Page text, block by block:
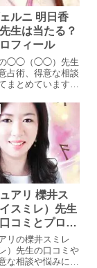
ルニ 明日香
生は当たる？
フィール
◯◯（◯◯）先生
占術、得意な相談
まとめています。
ら相談される方の
掲載しています。
アリ 櫟井ス
スミレ）先生
コミとプロフ
リの櫟井スミレ
）先生の口コミや
な相談や悩みにつ